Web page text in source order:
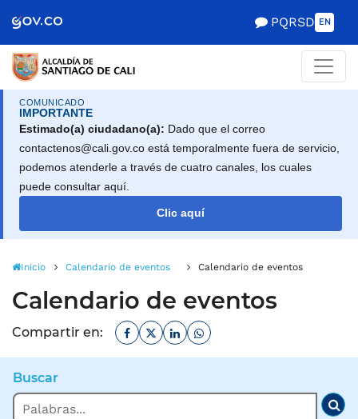
de Santiago
PQRSD EN
COMUNICADO
IMPORTANTE
Estimado(a) ciudadano(a): Dado que el correo
contactenos@cali.gov.co está temporalmente fuera de servicio,
podemos atenderle a través de cuatro canales, los cuales
puede consultar aquí.
Clic aquí
Inicio Calendario de eventos Calendario de eventos
Calendario de eventos
Compartir en: Facebook
TwitterLinkedinWhatsapp
Buscar
Buscar